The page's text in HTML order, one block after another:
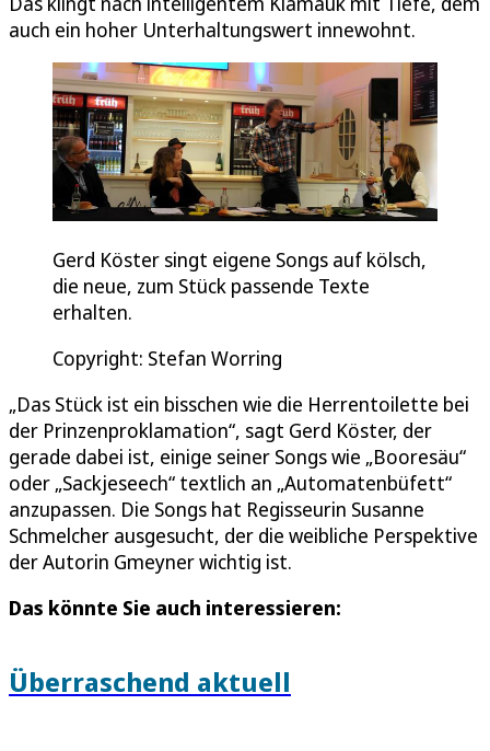
auch ein hoher Unterhaltungswert innewohnt.
Gerd Köster singt eigene Songs auf kölsch,
die neue, zum Stück passende Texte
erhalten.
Copyright: Stefan Worring
„Das Stück ist ein bisschen wie die Herrentoilette bei
der Prinzenproklamation“, sagt Gerd Köster, der
gerade dabei ist, einige seiner Songs wie „Booresäu“
oder „Sackjeseech“ textlich an „Automatenbüfett“
anzupassen. Die Songs hat Regisseurin Susanne
Schmelcher ausgesucht, der die weibliche Perspektive
der Autorin Gmeyner wichtig ist.
Das könnte Sie auch interessieren:
Überraschend aktuell